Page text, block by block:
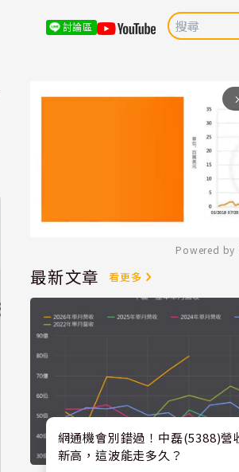
討論區
arrow_forward_ios
Powered by
最新文章 看更多
網通機會別錯過！中磊(5388)營
新高，這波能走多久？